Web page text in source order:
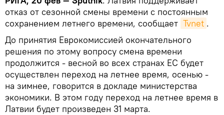
отказ от сезонной смены времени с постоянным
сохранением летнего времени, сообщает Tvnet .
До принятия Еврокомиссией окончательного
решения по этому вопросу смена времени
продолжится - весной во всех странах ЕС будет
осуществлен переход на летнее время, осенью -
на зимнее, говорится в докладе министерства
экономики. В этом году переход на летнее время в
Латвии будет произведен 31 марта.